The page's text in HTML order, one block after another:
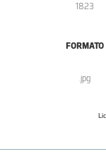
1823
FORMATO
.jpg